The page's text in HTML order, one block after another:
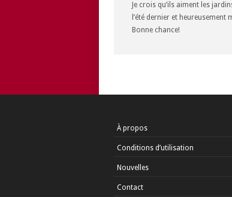
Je crois qu’ils aiment les
l’été dernier et
Bonne chance!
À propos
Conditions d’utilisation
Nouvelles
Contact